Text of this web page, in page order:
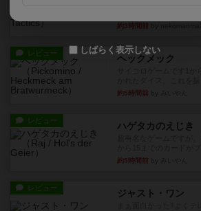
約3時間前
レビュー ヘックメック
約5時間前
レビュー ハゲタカのえじき
約5時間前
レビュー ジャスト・ワン
しばらく表示しない